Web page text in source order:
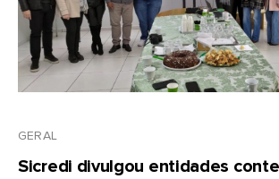
GERAL
Sicredi divulgou entidades